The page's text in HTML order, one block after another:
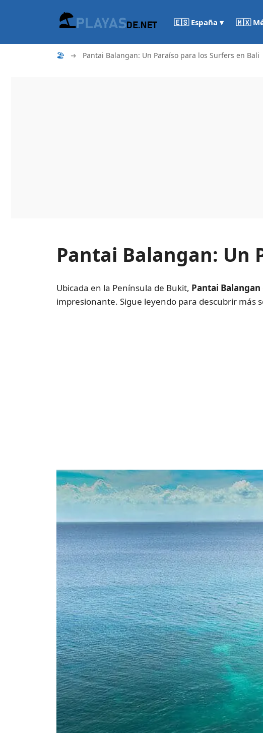
🇪🇸 España ▾ 🇲🇽
🏖 ➜ Pantai Balangan: Un Paraíso para los Surfers en Bali
Pantai Balangan: Un
Ubicada en la Península de Bukit, Pantai Balangan
impresionante. Sigue leyendo para descubrir más